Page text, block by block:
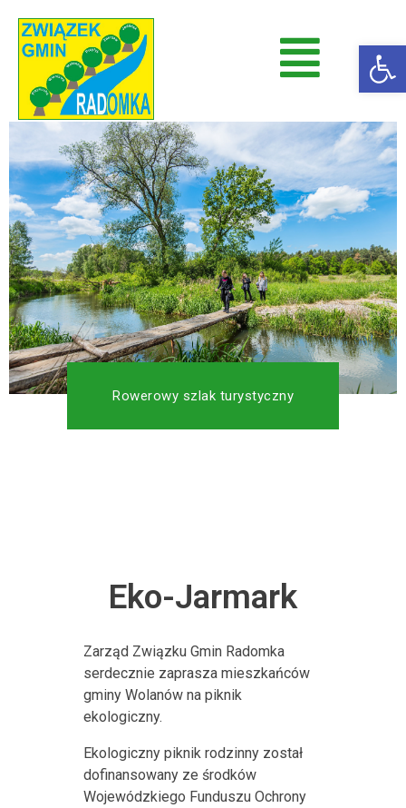
Radomka
Rowerowy szlak turystyczny
Eko-Jarmark
Zarząd Związku Gmin Radomka
serdecznie zaprasza mieszkańców
gminy Wolanów na piknik
ekologiczny.
Ekologiczny piknik rodzinny został
dofinansowany ze środków
Wojewódzkiego Funduszu Ochrony